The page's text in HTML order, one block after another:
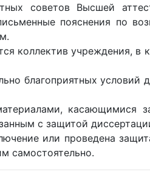
советов Высшей
пояснения по
коллектив учреждения, в
благоприятных условий
касающимися
с защитой
или проведена
самостоятельно.